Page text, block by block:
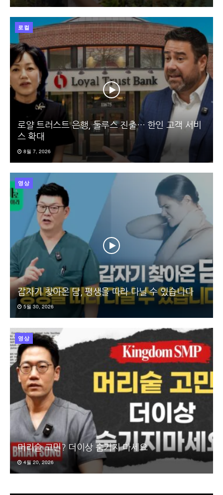
로컬
로얄 트러스트 은행, 둘루스 진출… 한인 고객 서비
스 확대
8월 7, 2026
영상
갑자기 찾아온 담, 평생을 따라 다닐 수 있습니다
5월 30, 2026
영상
머리숱 고민? 더이상 숨기지 마세요
4월 20, 2026